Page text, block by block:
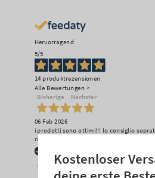
Hervorragend
5/5
14produktrezensionen
Alle Bewertungen >
Bisherige Nächster
06 Feb 2026
i prodotti sono ottimi!!! lo consiglio
rigenerato! idea fantastica
Kostenloser